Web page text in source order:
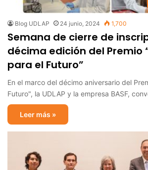
Blog UDLAP 24 junio, 2024 1,700
Semana de cierre de
décima edición del Premio
para el Futuro”
En el marco del décimo aniversario del
Futuro", la UDLAP y la empresa BASF,
Leer más »